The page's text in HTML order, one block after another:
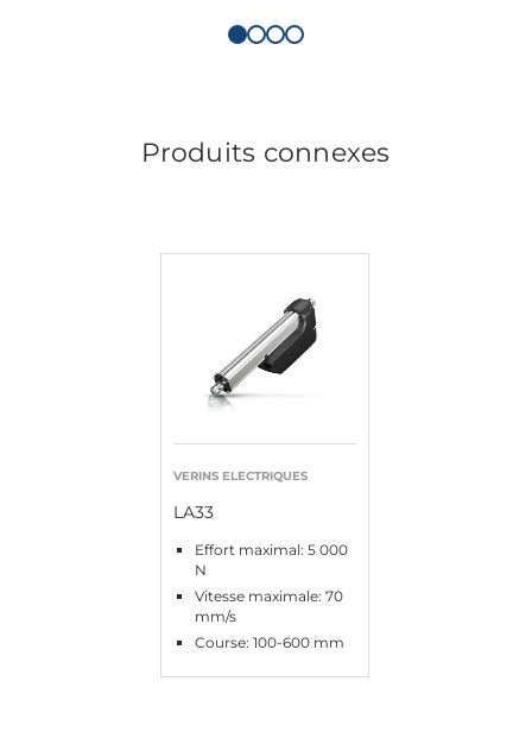
Produits connexes
VERINS ELECTRIQUES
LA33
Effort maximal: 5 000
N
Vitesse maximale: 70
mm/s
Course: 100-600 mm